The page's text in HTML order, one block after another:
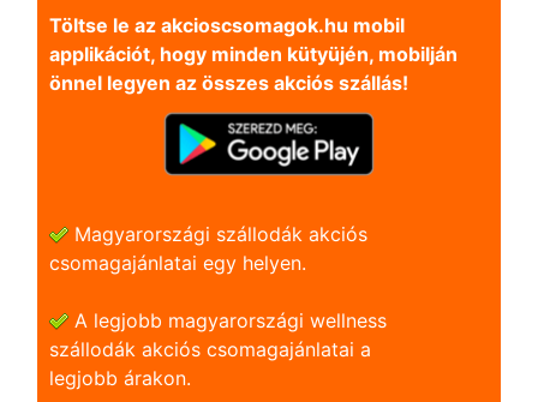
Töltse le az akcioscsomagok.hu mobil
applikációt, hogy minden kütyüjén, mobilján
önnel legyen az összes akciós szállás!
Magyarországi szállodák akciós
csomagajánlatai egy helyen.
A legjobb magyarországi wellness
szállodák akciós csomagajánlatai a
legjobb árakon.